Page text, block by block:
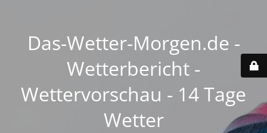
Das-Wetter-Morgen.de -
Wetterbericht -
Wettervorschau - 14 Tage
Wetter